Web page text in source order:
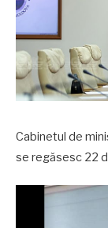
Cabinetul de
se regăsesc 22